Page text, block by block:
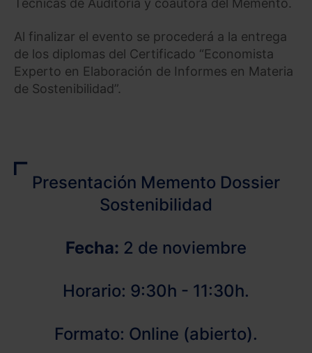
Técnicas de Auditoría y coautora del Memento.
Al finalizar el evento se procederá a la entrega
de los diplomas del Certificado “Economista
Experto en Elaboración de Informes en Materia
de Sostenibilidad”.
Presentación Memento Dossier
Sostenibilidad
Fecha: 2 de noviembre
Horario: 9:30h - 11:30h.
Formato: Online (abierto).